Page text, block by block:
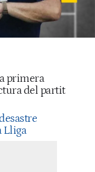
primera
del partit
Lliga